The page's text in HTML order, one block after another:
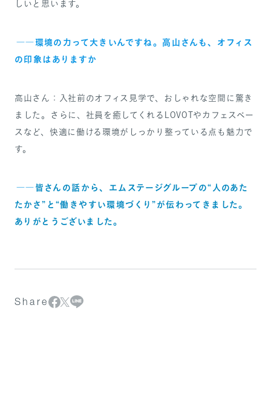
しいと思います。
――環境の力って大きいんですね。高山さんも、オフィス
の印象はありますか
高山さん：入社前のオフィス見学で、おしゃれな空間に驚き
ました。さらに、社員を癒してくれるLOVOTやカフェスペー
スなど、快適に働ける環境がしっかり整っている点も魅力で
す。
――皆さんの話から、エムステージグループの“人のあた
たかさ”と“働きやすい環境づくり”が伝わってきました。
ありがとうございました。
Share